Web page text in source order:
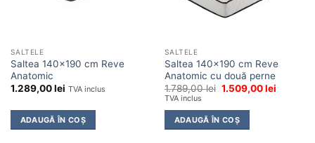
SALTELE
Saltea 140×190 cm Reve
Anatomic
1.289,00lei TVA inclus
ADAUGĂ ÎN COȘ
SALTELE
Saltea 140×190 cm Reve
Anatomic cu două perne
1.789,00lei Prețul
fost:
1.789,00 lei.
1.509,00leiPrețul
TVA inclus
ADAUGĂ ÎN COȘ